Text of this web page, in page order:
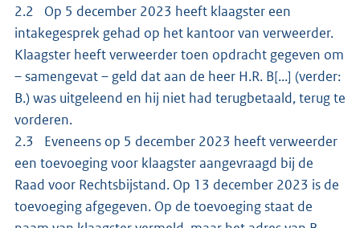
2.2 Op 5 december 2023 heeft klaagster een
intakegesprek gehad op het kantoor van verweerder.
Klaagster heeft verweerder toen opdracht gegeven om
– samengevat – geld dat aan de heer H.R. B[...] (verder:
B.) was uitgeleend en hij niet had terugbetaald, terug te
vorderen.
2.3 Eveneens op 5 december 2023 heeft verweerder
een toevoeging voor klaagster aangevraagd bij de
Raad voor Rechtsbijstand. Op 13 december 2023 is de
toevoeging afgegeven. Op de toevoeging staat de